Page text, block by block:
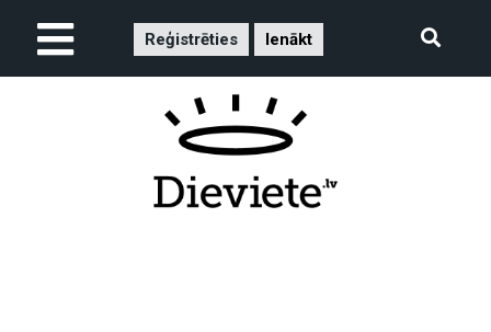
Reģistrēties Ienākt